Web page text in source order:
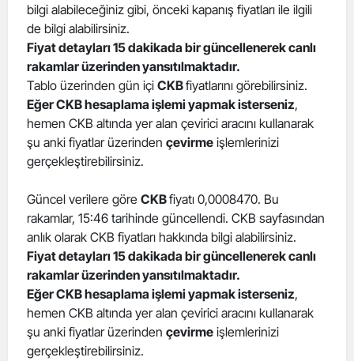
Çankırı
Çorum
Denizli
Diyarbakır
Edirne
Erzincan
Erzurum
Gaziantep
Giresun
bilgi alabileceğiniz gibi, önceki kapanış fiyatları ile ilgili
de bilgi alabilirsiniz.
Fiyat detayları 15 dakikada bir güncellenerek canlı
rakamlar üzerinden yansıtılmaktadır.
Tablo üzerinden gün içi CKBfiyatlarını görebilirsiniz.
Eğer CKB hesaplama işlemi yapmak isterseniz,
hemen CKB altında yer alan çevirici aracını kullanarak
şu anki fiyatlar üzerinden çevirme işlemlerinizi
gerçekleştirebilirsiniz.
Güncel verilere göre CKBfiyatı 0,0008470. Bu
rakamlar, 15:46 tarihinde güncellendi. CKB sayfasından
anlık olarak CKB fiyatları hakkında bilgi alabilirsiniz.
Fiyat detayları 15 dakikada bir güncellenerek canlı
rakamlar üzerinden yansıtılmaktadır.
Eğer CKB hesaplama işlemi yapmak isterseniz,
hemen CKB altında yer alan çevirici aracını kullanarak
şu anki fiyatlar üzerinden çevirme işlemlerinizi
gerçekleştirebilirsiniz.